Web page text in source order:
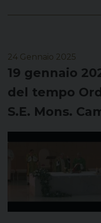
24 Gennaio 2025
19 gennaio
del tempo
S.E. Mons.